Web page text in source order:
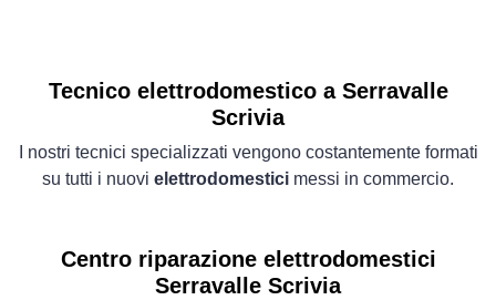
Tecnico elettrodomestico a Serravalle
Scrivia
I nostri tecnici specializzati vengono costantemente formati
su tutti i nuovi elettrodomestici messi in commercio.
Centro riparazione elettrodomestici
Serravalle Scrivia